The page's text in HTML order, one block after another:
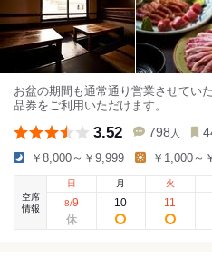
お盆の期間も通常通り営業させてい
品券をご利用いただけます。
3.52 798 人
￥8,000～￥9,999 ￥1,000～
空席
情報
日
8/9
月
10
火
11